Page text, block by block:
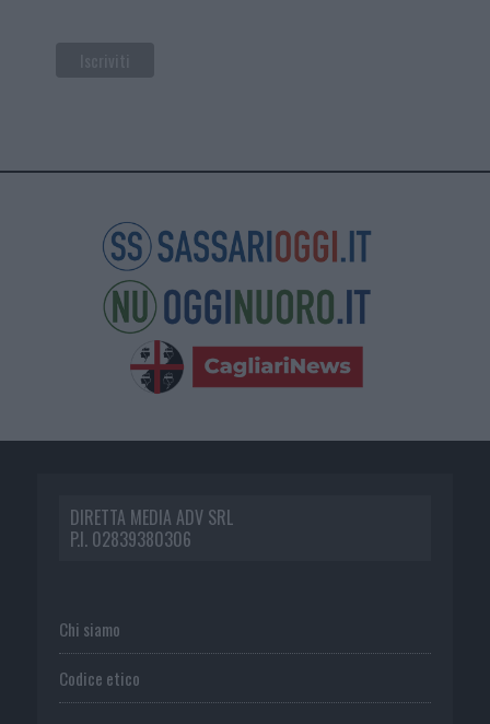
DIRETTA MEDIA ADV SRL
P.I. 02839380306
Chi siamo
Codice etico